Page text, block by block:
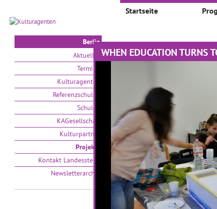
WHEN EDUCATION TURNS
Berlin
Aktuelles
Termine
Kulturagenten
Referenzschulen
Schulen
KAGesellschaft
Kulturpartner
Projekte
Kontakt Landesstelle
Newsletterarchiv
Startseite
Projekte
Wie geht Kultur-
Wandertag für eine
ganze Schule?
#